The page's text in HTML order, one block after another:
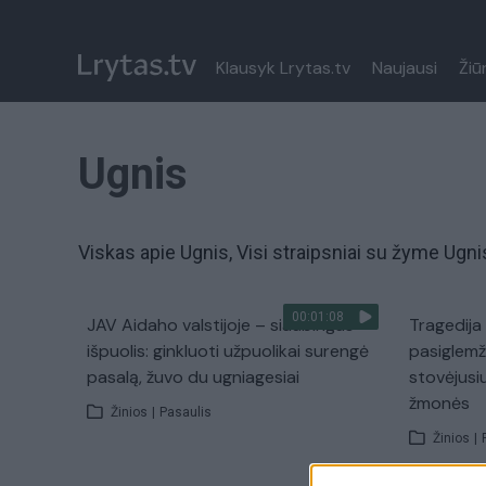
Klausyk Lrytas.tv Naujausi
Ugnis
Viskas apie Ugnis, Visi straipsniai su žyme
00:01:08
JAV Aidaho valstijoje – siaubingas
išpuolis: ginkluoti užpuolikai surengė
pasalą, žuvo du ugniagesiai
Žinios Pasaulis
žmonės
Žinios